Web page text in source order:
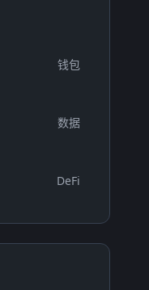
钱包
数据
DeFi